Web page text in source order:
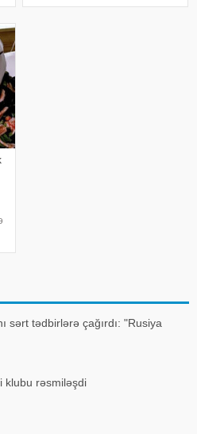
sərt tədbirlərə çağırdı: "Rusiya
klubu rəsmiləşdi